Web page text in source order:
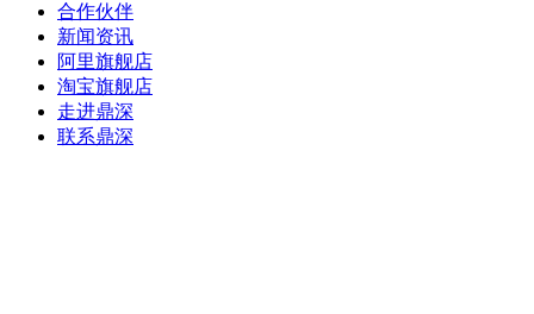
合作伙伴
新闻资讯
阿里旗舰店
淘宝旗舰店
走进鼎深
联系鼎深